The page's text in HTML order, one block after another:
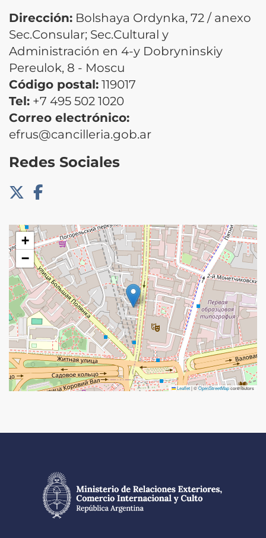
Dirección: Bolshaya Ordynka, 72 / anexo
Sec.Consular; Sec.Cultural y
Administración en 4-y Dobryninskiy
Pereulok, 8 - Moscu
Código postal: 119017
Tel: +7 495 502 1020
Correo electrónico:
efrus@cancilleria.gob.ar
Redes Sociales
+
−
Leaflet|©OpenStreetMapcontributors